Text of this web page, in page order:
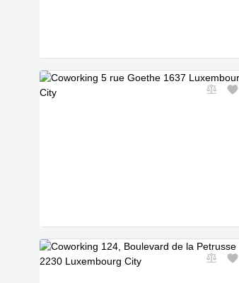
Spezialangebot
Spezialangebot